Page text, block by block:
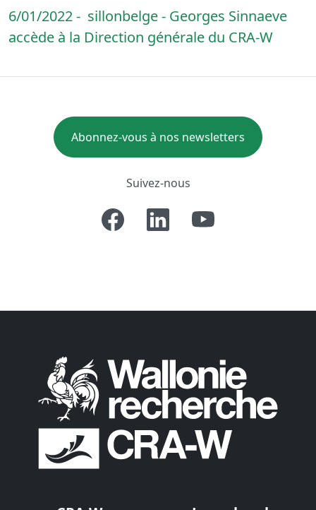
6/01/2022 - sillonbelge - Georges Sinnaeve
accède à la Direction générale du CRA-W
Abonnez-vous à nos newsletters
Suivez-nous